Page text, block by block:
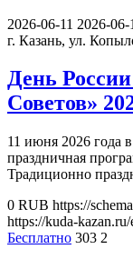
2026-06-11 2026-06-
г. Казань, ул.
День
Советов»
11 июня 2026 года
праздничная
Традиционно
0 RUB https://
https://kuda-
Бесплатно 303 2